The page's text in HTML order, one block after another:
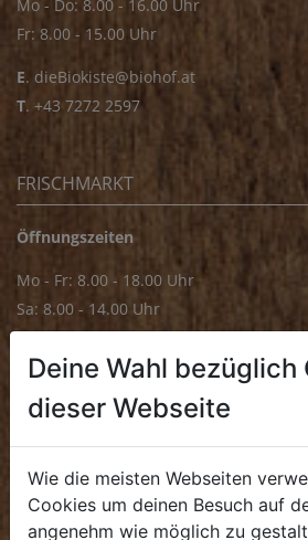
Mo - Do: 8.00 - 16.00 Uhr
Fr: 8.00 - 15.00 Uhr
E. dieBiokiste@biohof.at
T. +43 7272 2597
FRISCHMARKT
Öffnungszeiten
Mo - Fr: 8.00 - 18.00 Uhr
Sa: 8.00 - 14.00 Uhr
Mo - Fr: 8.00 - 16.00 Uhr
. +43 7272 4859 70
Deine Wahl bezüglich
dieser Webseite
Wie die meisten Webseiten
Cookies um deinen Besuch auf
angenehm wie möglich zu